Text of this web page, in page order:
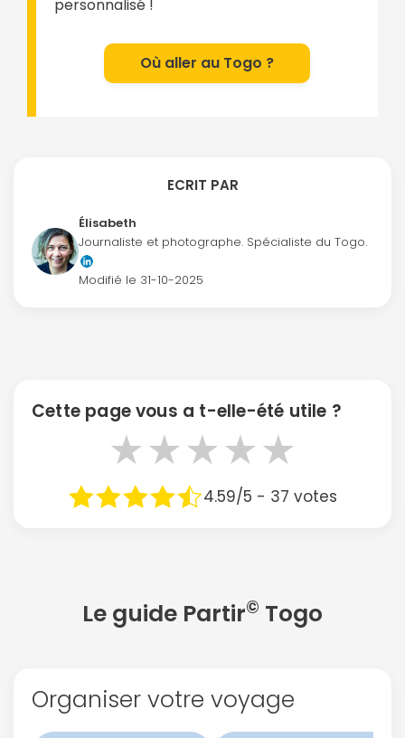
personnalisé !
Où aller au Togo ?
ECRIT PAR
Élisabeth
Journaliste et photographe. Spécialiste du Togo.
Modifié le 31-10-2025
Cette page vous a t-elle-été utile ?
★
★
★
★
★
4.59/5 - 37 votes
Le guide Partir© Togo
Organiser votre voyage